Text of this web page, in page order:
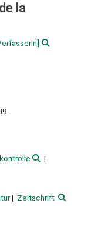
la
Zeitschrift